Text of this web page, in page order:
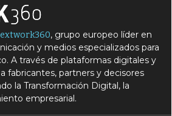
, grupo europeo líder en
y medios especializados para
A través de plataformas digitales y
fabricantes, partners y decisores
la Transformación Digital, la
empresarial.